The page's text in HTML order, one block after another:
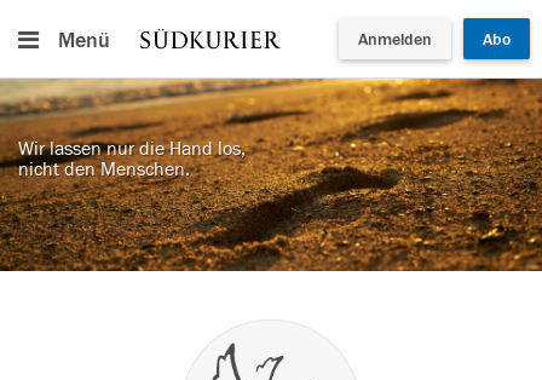
Menü Anmelden Abo
Wir lassen nur die Hand los,
nicht den Menschen.